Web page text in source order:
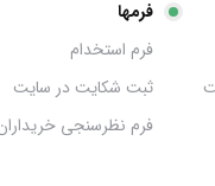
فرمها
فرم استخدام
ثبت شکایت در سایت
فرم نظرسنجی